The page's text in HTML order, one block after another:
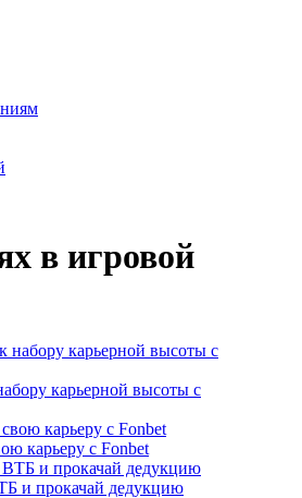
в игровой
карьерной высоты с
карьеру с Fonbet
и прокачай дедукцию